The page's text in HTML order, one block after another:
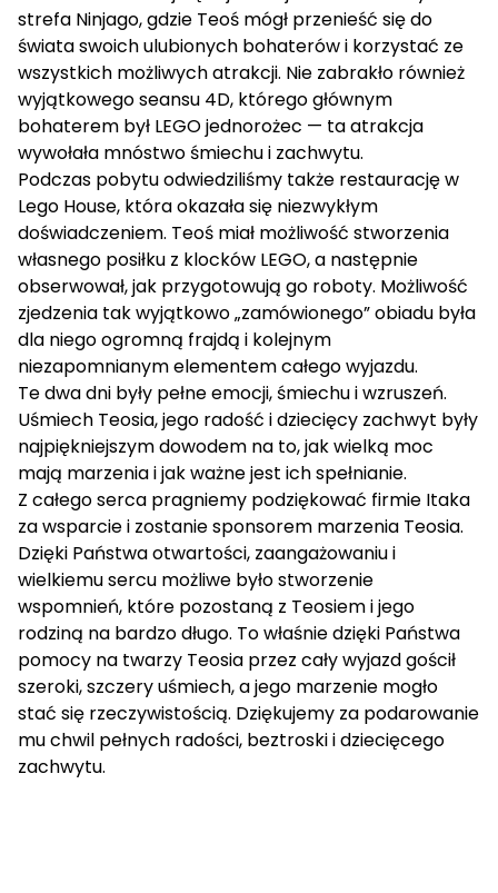
strefa Ninjago, gdzie Teoś mógł przenieść się do
świata swoich ulubionych bohaterów i korzystać ze
wszystkich możliwych atrakcji. Nie zabrakło również
wyjątkowego seansu 4D, którego głównym
bohaterem był LEGO jednorożec — ta atrakcja
wywołała mnóstwo śmiechu i zachwytu.
Podczas pobytu odwiedziliśmy także restaurację w
Lego House, która okazała się niezwykłym
doświadczeniem. Teoś miał możliwość stworzenia
własnego posiłku z klocków LEGO, a następnie
obserwował, jak przygotowują go roboty. Możliwość
zjedzenia tak wyjątkowo „zamówionego” obiadu była
dla niego ogromną frajdą i kolejnym
niezapomnianym elementem całego wyjazdu.
Te dwa dni były pełne emocji, śmiechu i wzruszeń.
Uśmiech Teosia, jego radość i dziecięcy zachwyt były
najpiękniejszym dowodem na to, jak wielką moc
mają marzenia i jak ważne jest ich spełnianie.
Z całego serca pragniemy podziękować firmie Itaka
za wsparcie i zostanie sponsorem marzenia Teosia.
Dzięki Państwa otwartości, zaangażowaniu i
wielkiemu sercu możliwe było stworzenie
wspomnień, które pozostaną z Teosiem i jego
rodziną na bardzo długo. To właśnie dzięki Państwa
pomocy na twarzy Teosia przez cały wyjazd gościł
szeroki, szczery uśmiech, a jego marzenie mogło
stać się rzeczywistością. Dziękujemy za podarowanie
mu chwil pełnych radości, beztroski i dziecięcego
zachwytu.